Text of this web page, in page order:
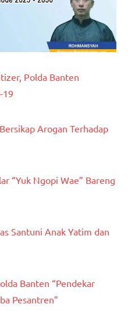
Polda Banten
19
Arogan Terhadap
“Yuk Ngopi Wae” Bareng
Santuni Anak Yatim dan
Banten “Pendekar
Pesantren”